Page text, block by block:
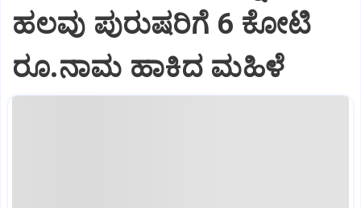
ಹಲವು ಪುರುಷರಿಗೆ 6 ಕೋಟಿ
ರೂ.ನಾಮ ಹಾಕಿದ ಮಹಿಳೆ